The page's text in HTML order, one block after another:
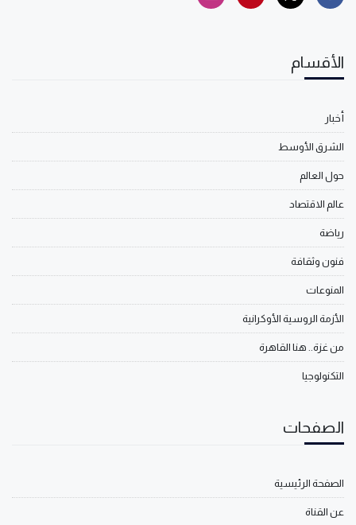
الأقسام
أخبار
الشرق الأوسط
حول العالم
عالم الاقتصاد
رياضة
فنون وثقافة
المنوعات
الأزمة الروسية الأوكرانية
من غزة.. هنا القاهرة
التكنولوجيا
الصفحات
الصفحة الرئيسية
عن القناة